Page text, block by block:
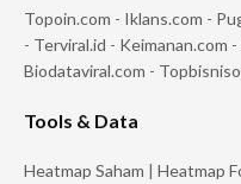
Topoin.com - Iklans.com -
- Terviral.id - Keimanan.com -
Biodataviral.com -
Tools & Data
Heatmap Saham | Heatmap